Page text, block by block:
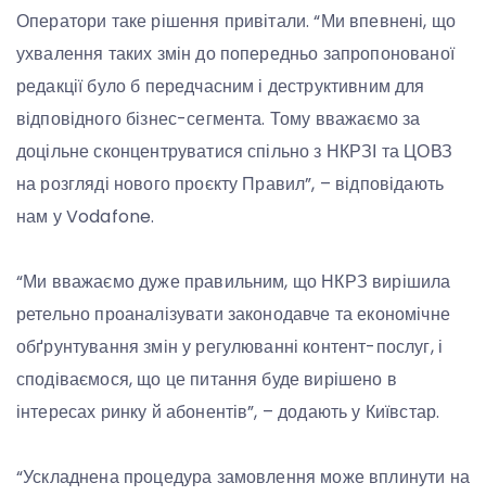
Оператори таке рішення привітали. “Ми впевнені, що
ухвалення таких змін до попередньо запропонованої
редакції було б передчасним і деструктивним для
відповідного бізнес-сегмента. Тому вважаємо за
доцільне сконцентруватися спільно з НКРЗІ та ЦОВЗ
на розгляді нового проєкту Правил”, – відповідають
нам у Vodafone.
“Ми вважаємо дуже правильним, що НКРЗ вирішила
ретельно проаналізувати законодавче та економічне
обґрунтування змін у регулюванні контент-послуг, і
сподіваємося, що це питання буде вирішено в
інтересах ринку й абонентів”, – додають у Київстар.
“Ускладнена процедура замовлення може вплинути на